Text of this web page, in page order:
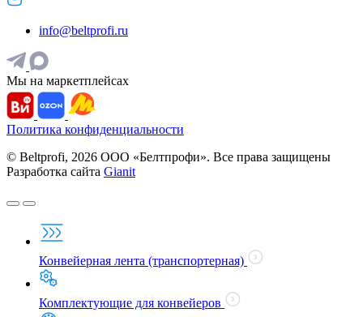
info@beltprofi.ru
Мы на маркетплейсах
Политика конфиденциальности
© Beltprofi, 2026 ООО «Белтпрофи». Все права защищены
Разработка сайта Gianit
Конвейерная лента (транспортерная)
Комплектующие для конвейеров